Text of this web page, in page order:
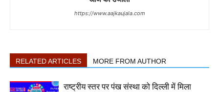
https://www.aajkaujala.com
RELATED ARTICLES MORE FROM AUTHOR
राष्ट्रीय स्तर पर पंख संस्था को दिल्ली में मिला